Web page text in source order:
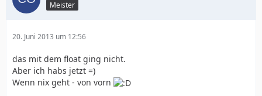
Meister
20. Juni 2013 um 12:56
das mit dem float ging nicht.
Aber ich habs jetzt =)
Wenn nix geht - von vorn